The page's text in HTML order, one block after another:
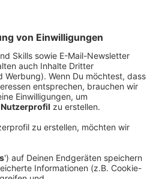
Tyler Joseph schrieb vor
er in der Selbstisolation an
writing, but this one
out now", so Joseph. "I
Dazu packt die Band
es eben zu Zeiten von Corona
mit Familie. Regie führte Real
Kreativpartner der Band und
Videos